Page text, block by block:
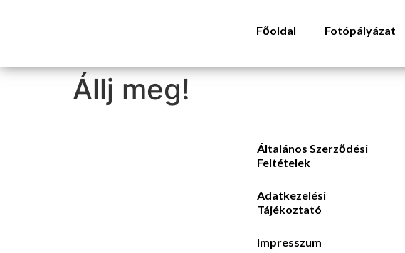
Főoldal Fotópályázat
Állj meg!
Általános Szerződési
Feltételek
Adatkezelési
Tájékoztató
Impresszum